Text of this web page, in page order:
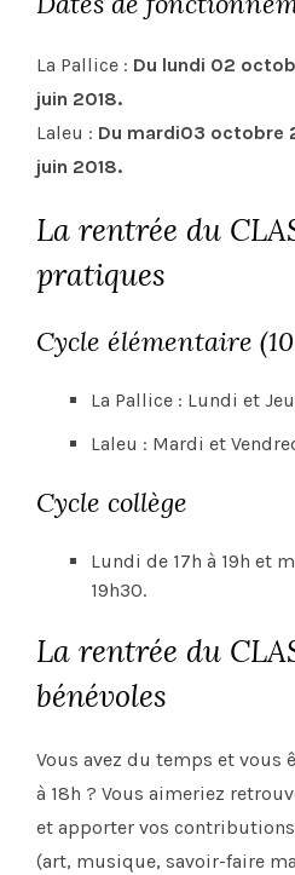
La Pallice : Du lundi 02
juin 2018.
Laleu : Du mardi03 octobre
juin 2018.
La rentrée du
pratiques
Cycle élémentaire
La Pallice : Lundi et
Laleu : Mardi et
Cycle collège
Lundi de 17h à 19h et
19h30.
La rentrée du
bénévoles
Vous avez du temps et vous
à 18h ? Vous aimeriez
et apporter vos
(art, musique, savoir-faire